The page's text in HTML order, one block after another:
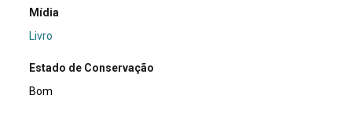
Mídia
Livro
Estado de Conservação
Bom